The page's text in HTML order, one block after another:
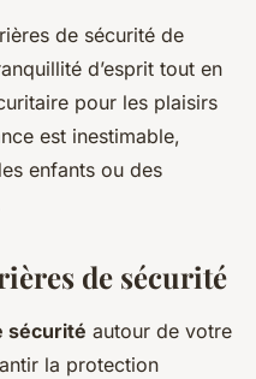
de sécurité de
d’esprit tout en
pour les plaisirs
est inestimable,
enfants ou des
de sécurité
sécurité autour de votre
la protection